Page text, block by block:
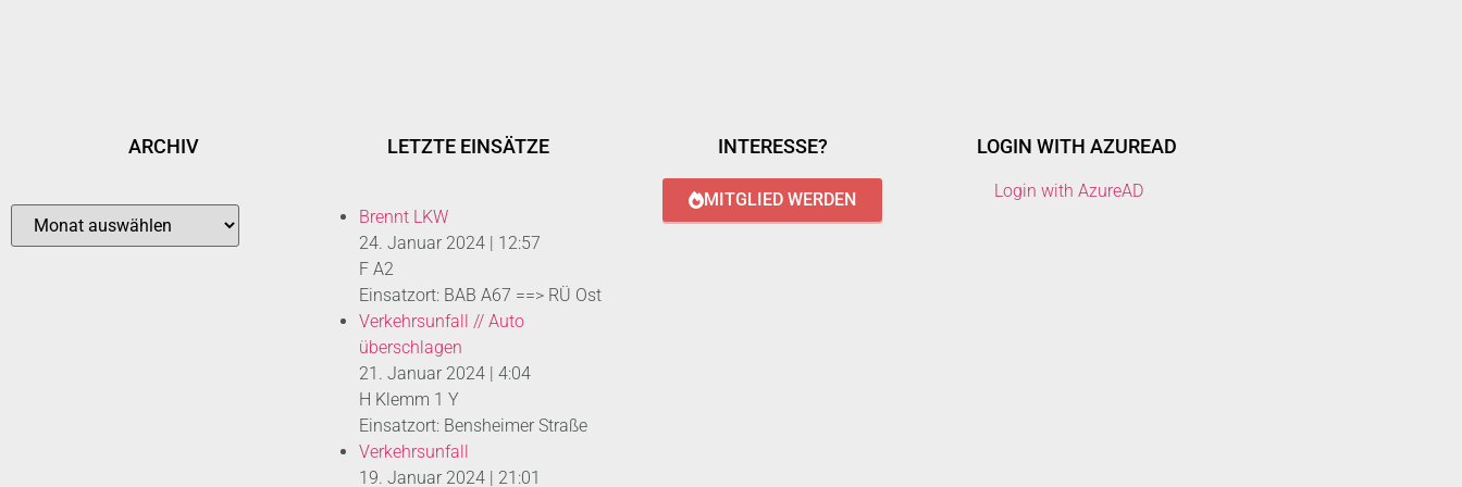
ARCHIV LETZTE EINSÄTZE
Brennt LKW
24. Januar 2024 | 12:57
F A2
Einsatzort: BAB A67 ==> RÜ Ost
Verkehrsunfall // Auto
überschlagen
21. Januar 2024 | 4:04
H Klemm 1 Y
Einsatzort: Bensheimer Straße
Verkehrsunfall
19. Januar 2024 | 21:01
INTERESSE?
MITGLIED WERDEN
LOGIN WITH AZUREAD
Login with AzureAD